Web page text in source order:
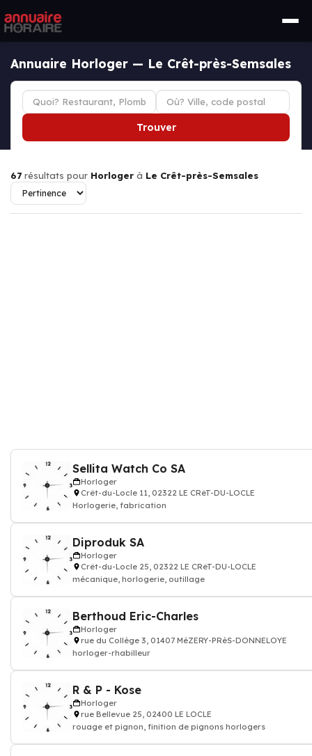
Annuaire Horloger — Le Crêt-près-Semsales
Trouver
67 résultats pour Horloger à Le Crêt-près-Semsales
Sellita Watch Co SA
Horloger
Crêt-du-Locle 11, 02322 LE CRêT-DU-LOCLE
Horlogerie, fabrication
Diproduk SA
Horloger
Crêt-du-Locle 25, 02322 LE CRêT-DU-LOCLE
mécanique, horlogerie, outillage
Berthoud Eric-Charles
Horloger
rue du Collège 3, 01407 MéZERY-PRèS-DONNELOYE
horloger-rhabilleur
R & P - Kose
Horloger
rue Bellevue 25, 02400 LE LOCLE
rouage et pignon, finition de pignons horlogers